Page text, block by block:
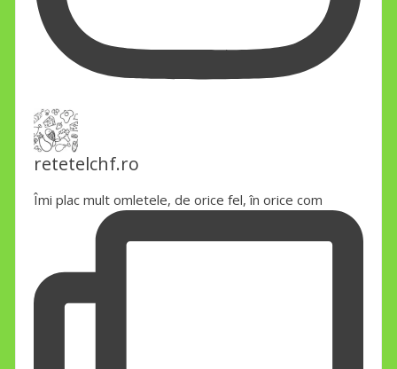
retetelchf.ro
Îmi plac mult omletele, de orice fel, în orice com